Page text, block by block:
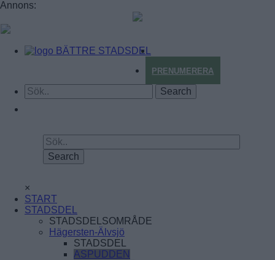
Annons:
BÄTTRE STADSDEL
PRENUMERERA
×
START
STADSDEL
STADSDELSOMRÅDE
Hägersten-Älvsjö
STADSDEL
ASPUDDEN